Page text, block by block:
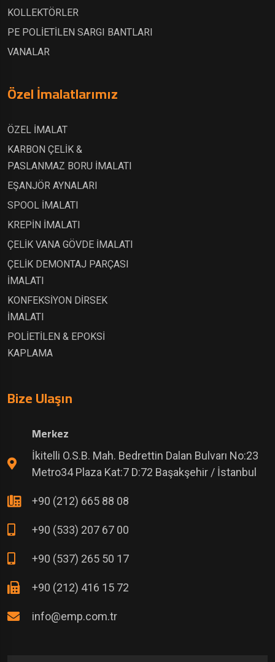
KOLLEKTÖRLER
PE POLİETİLEN SARGI BANTLARI
VANALAR
Özel İmalatlarımız
ÖZEL İMALAT
KARBON ÇELİK &
PASLANMAZ BORU İMALATI
EŞANJÖR AYNALARI
SPOOL İMALATI
KREPİN İMALATI
ÇELİK VANA GÖVDE İMALATI
ÇELİK DEMONTAJ PARÇASI
İMALATI
KONFEKSİYON DİRSEK
İMALATI
POLİETİLEN & EPOKSİ
KAPLAMA
Bize Ulaşın
Merkez
İkitelli O.S.B. Mah. Bedrettin Dalan Bulvarı No:23
Metro34 Plaza Kat:7 D:72 Başakşehir / İstanbul
+90 (212) 665 88 08
+90 (533) 207 67 00
+90 (537) 265 50 17
+90 (212) 416 15 72
info@emp.com.tr